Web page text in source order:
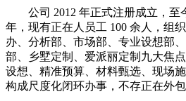
公司 2012 年正式注册成立，至
年，现有正在人员工 100 余人，组
办、分析部、市场部、专业设想部
部、乡墅定制、爱派丽定制九大焦
设想、精准预算、材料甄选、现场
构成尺度化闭环办事，不存正在外包